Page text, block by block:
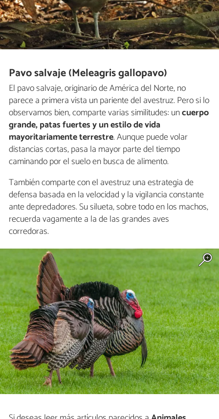
Pavo salvaje (Meleagris gallopavo)
El pavo salvaje, originario de América del Norte, no
parece a primera vista un pariente del avestruz. Pero si lo
observamos bien, comparte varias similitudes: uncuerpo
grande, patas fuertes y un estilo de vida
mayoritariamente terrestre. Aunque puede volar
distancias cortas, pasa la mayor parte del tiempo
caminando por el suelo en busca de alimento.
También comparte con el avestruz una estrategia de
defensa basada en la velocidad y la vigilancia constante
ante depredadores. Su silueta, sobre todo en los machos,
recuerda vagamente a la de las grandes aves
corredoras.